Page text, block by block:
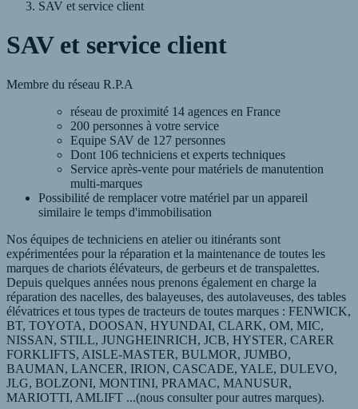
SAV et service client
SAV et service client
Membre du réseau R.P.A
réseau de proximité 14 agences en France
200 personnes à votre service
Equipe SAV de 127 personnes
Dont 106 techniciens et experts techniques
Service après-vente pour matériels de manutention
multi-marques
Possibilité de remplacer votre matériel par un appareil
similaire le temps d'immobilisation
Nos équipes de techniciens en atelier ou itinérants sont
expérimentées pour la réparation et la maintenance de toutes les
marques de chariots élévateurs, de gerbeurs et de transpalettes.
Depuis quelques années nous prenons également en charge la
réparation des nacelles, des balayeuses, des autolaveuses, des tables
élévatrices et tous types de tracteurs de toutes marques : FENWICK,
BT, TOYOTA, DOOSAN, HYUNDAI, CLARK, OM, MIC,
NISSAN, STILL, JUNGHEINRICH, JCB, HYSTER, CARER
FORKLIFTS, AISLE-MASTER, BULMOR, JUMBO,
BAUMAN, LANCER, IRION, CASCADE, YALE, DULEVO,
JLG, BOLZONI, MONTINI, PRAMAC, MANUSUR,
MARIOTTI, AMLIFT ...(nous consulter pour autres marques).